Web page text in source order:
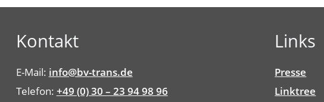
Kontakt
E-Mail: info@bv-trans.de
Telefon: +49 (0) 30 – 23 94 98 96
Links
Presse
Linktree